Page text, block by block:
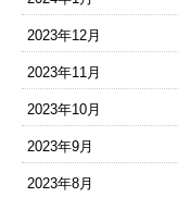
2023年12月
2023年11月
2023年10月
2023年9月
2023年8月